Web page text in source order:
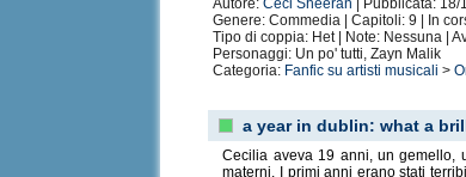
Autore:Ceci Sheeran
| Pubblicata:
Genere: Commedia | Capitoli: 9 | In
Tipo di coppia: Het | Note: Nessuna |
Personaggi: Un po' tutti, Zayn Malik
Categoria: Fanfic su artisti musicali >
a year in dublin: what a
Cecilia aveva 19 anni, un gemello,
materni. I primi anni erano stati